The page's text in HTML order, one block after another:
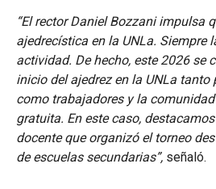
“El rector Daniel Bozzani impulsa
ajedrecística en la UNLa. Siempre
actividad. De hecho, este 2026 se
inicio del ajedrez en la UNLa tanto
como trabajadores y la
gratuita. En este caso,
docente que organizó el torneo
de escuelas secundarias”, señaló.